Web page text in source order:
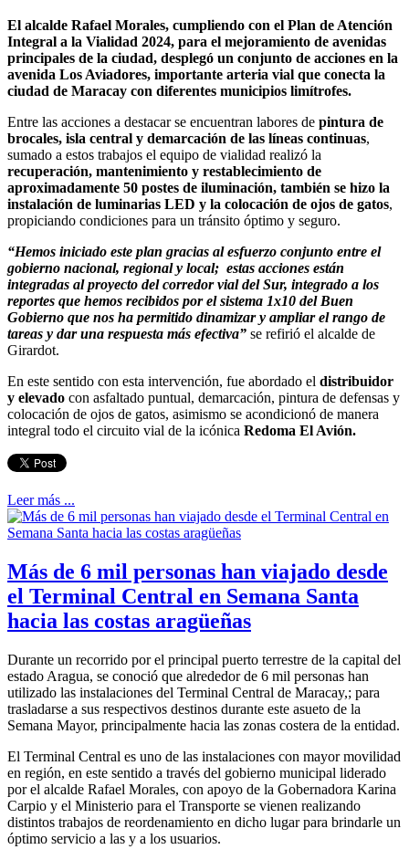
El alcalde Rafael Morales, cumpliendo con el Plan de Atención
Integral a la Vialidad 2024, para el mejoramiento de avenidas
principales de la ciudad, desplegó un conjunto de acciones en la
avenida Los Aviadores, importante arteria vial que conecta la
ciudad de Maracay con diferentes municipios limítrofes.
Entre las acciones a destacar se encuentran labores de pintura de
brocales, isla central y demarcación de las líneas continuas,
sumado a estos trabajos el equipo de vialidad realizó la
recuperación, mantenimiento y restablecimiento de
aproximadamente 50 postes de iluminación, también se hizo la
instalación de luminarias LED y la colocación de ojos de gatos,
propiciando condiciones para un tránsito óptimo y seguro.
“Hemos iniciado este plan gracias al esfuerzo conjunto entre el
gobierno nacional, regional y local; estas acciones están
integradas al proyecto del corredor vial del Sur, integrado a los
reportes que hemos recibidos por el sistema 1x10 del Buen
Gobierno que nos ha permitido dinamizar y ampliar el rango de
tareas y dar una respuesta más efectiva” se refirió el alcalde de
Girardot.
En este sentido con esta intervención, fue abordado el distribuidor
y elevado con asfaltado puntual, demarcación, pintura de defensas y
colocación de ojos de gatos, asimismo se acondicionó de manera
integral todo el circuito vial de la icónica Redoma El Avión.
Leer más ...
Más de 6 mil personas han viajado desde
el Terminal Central en Semana Santa
hacia las costas aragüeñas
Durante un recorrido por el principal puerto terrestre de la capital del
estado Aragua, se conoció que alrededor de 6 mil personas han
utilizado las instalaciones del Terminal Central de Maracay,; para
trasladarse a sus respectivos destinos durante este asueto de la
Semana Mayor, principalmente hacia las zonas costera de la entidad.
El Terminal Central es uno de las instalaciones con mayor movilidad
en región, en este sentido a través del gobierno municipal liderado
por el alcalde Rafael Morales, con apoyo de la Gobernadora Karina
Carpio y el Ministerio para el Transporte se vienen realizando
distintos trabajos de reordenamiento en dicho lugar para brindarle un
óptimo servicio a las y a los usuarios.